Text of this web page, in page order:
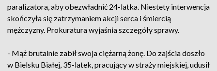
paralizatora, aby obezwładnić 24-latka. Niestety interwencja
skończyła się zatrzymaniem akcji serca i śmiercią
mężczyzny. Prokuratura wyjaśnia szczegóły sprawy.
- Mąż brutalnie zabił swoja ciężarną żonę. Do zajścia doszło
w Bielsku Białej, 35-latek, pracujący w straży miejskiej, udusił